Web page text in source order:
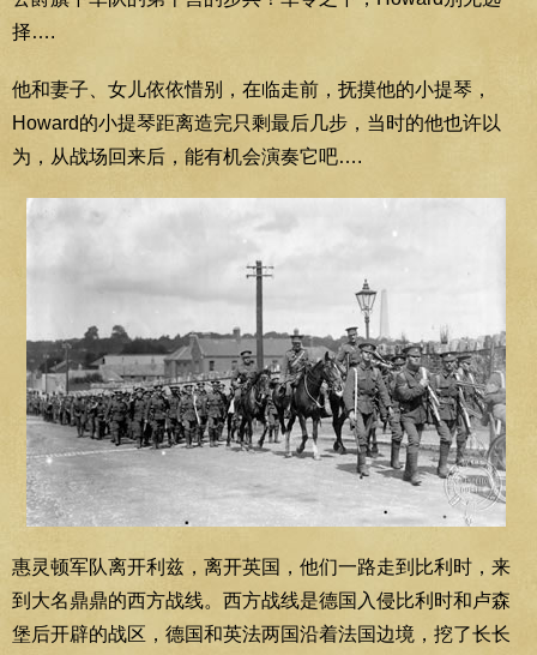
择….
他和妻子、女儿依依惜别，在临走前，抚摸他的小提琴，
Howard的小提琴距离造完只剩最后几步，当时的他也许以
为，从战场回来后，能有机会演奏它吧….
惠灵顿军队离开利兹，离开英国，他们一路走到比利时，来
到大名鼎鼎的西方战线。西方战线是德国入侵比利时和卢森
堡后开辟的战区，德国和英法两国沿着法国边境，挖了长长